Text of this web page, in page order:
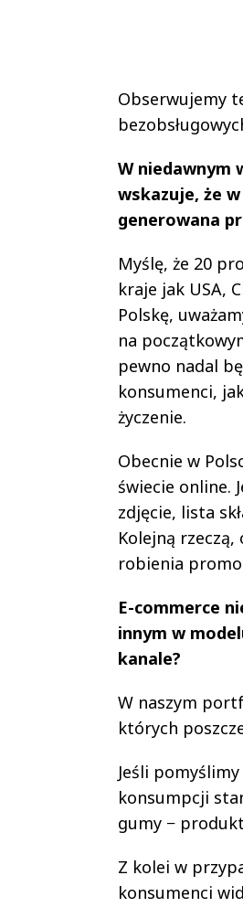
Obserwujemy
W niedawnym
wskazuje, że
generowana
Myślę, że 20
kraje jak USA,
Polskę,
na
pewno nadal
konsumenci,
życzenie.
Obecnie w
świecie online.
zdjęcie, lista
Kolejną
robienia
E-commerce
innym w
kanale?
W naszym
których
Jeśli
konsumpcji
gumy −
Z kolei w
konsumenci